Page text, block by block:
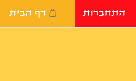
התחברות דף הבית